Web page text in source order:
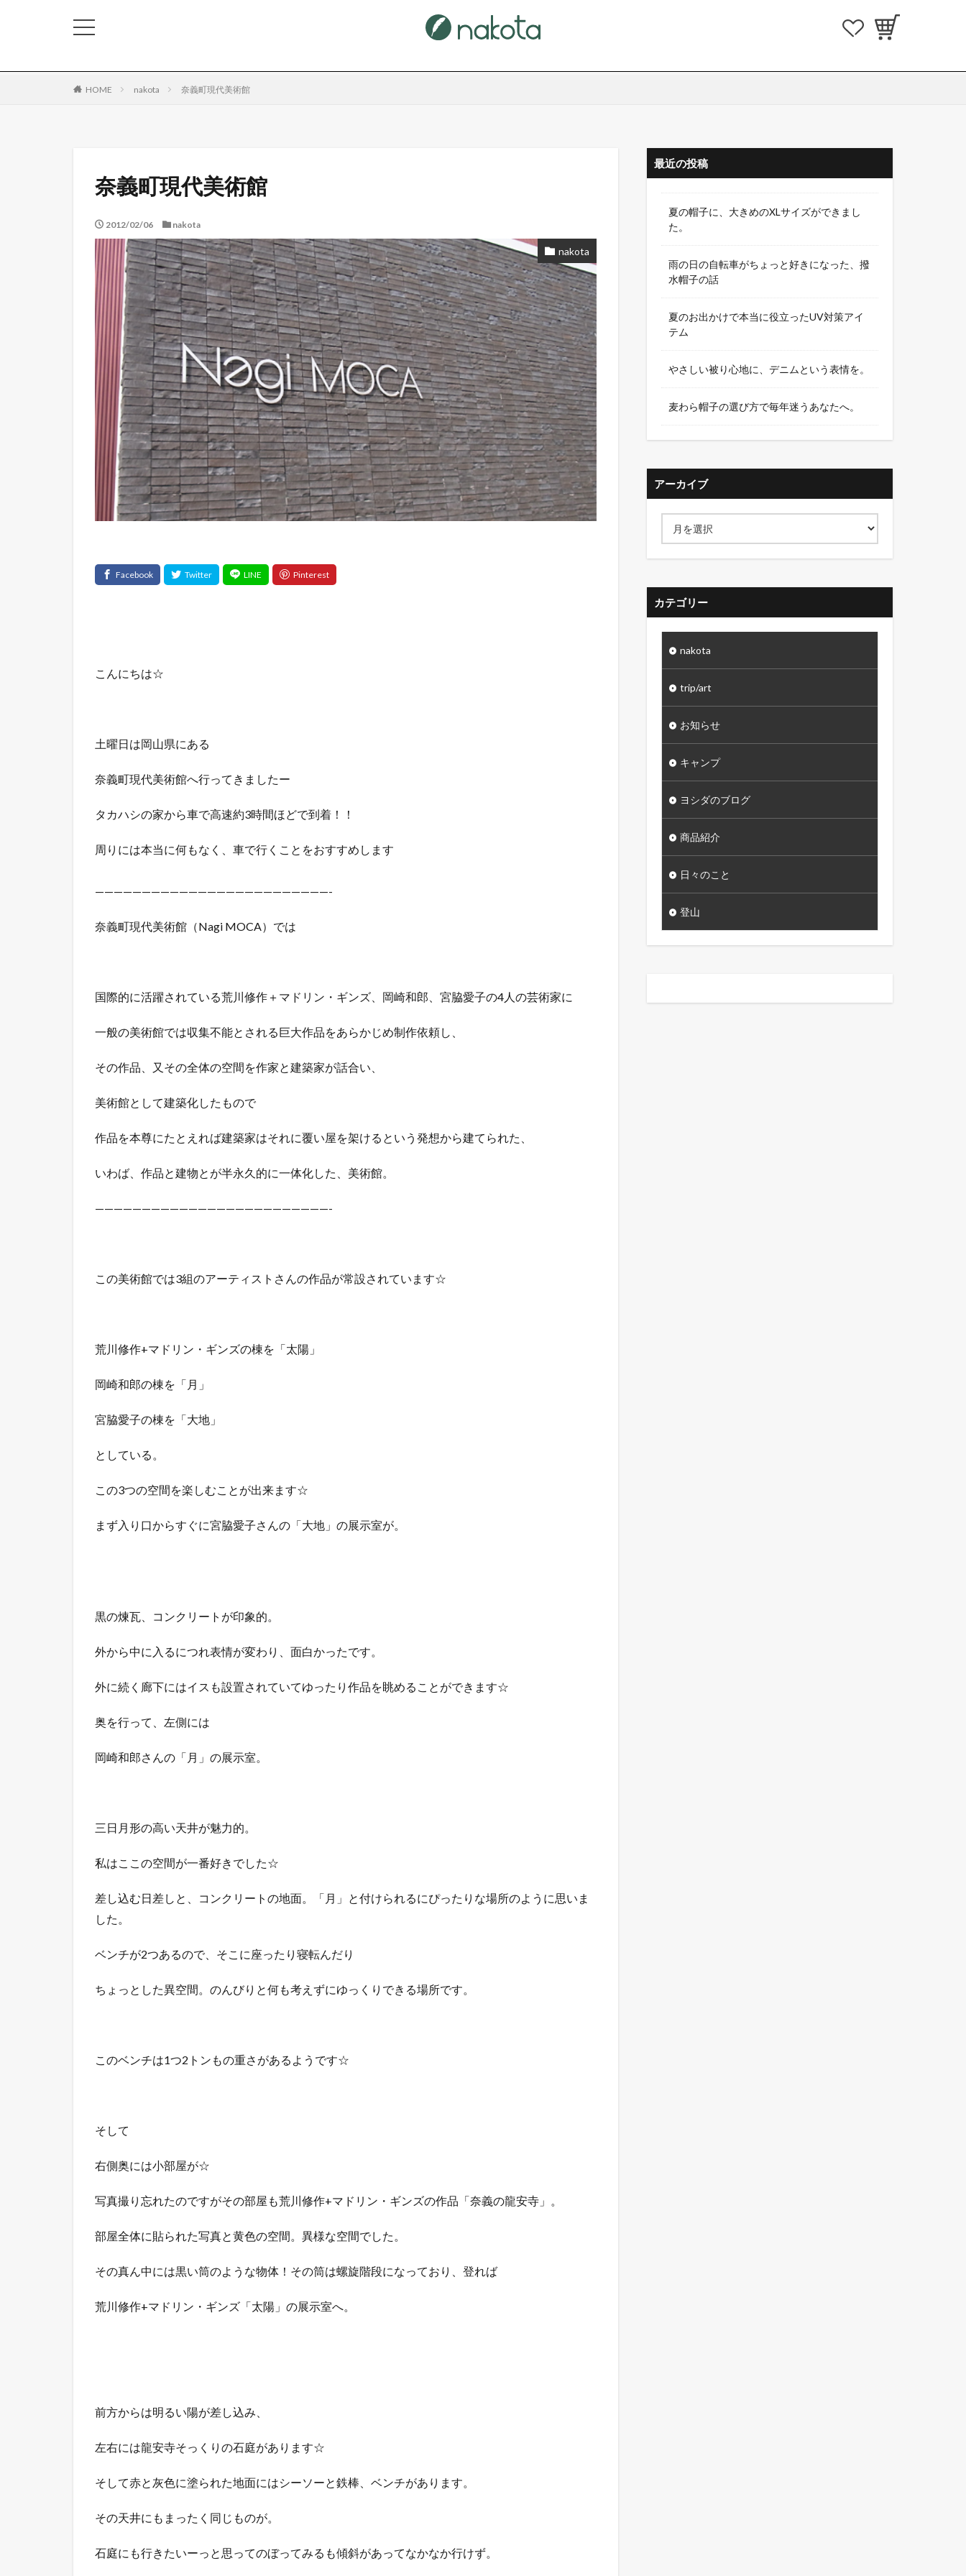
HOME nakota 奈義町現代美術館
奈義町現代美術館
2012/02/06 nakota
nakota
こんにちは☆
土曜日は岡山県にある
奈義町現代美術館へ行ってきましたー
タカハシの家から車で高速約3時間ほどで到着！！
周りには本当に何もなく、車で行くことをおすすめします
—————————————————————————-
奈義町現代美術館（Nagi MOCA）では
国際的に活躍されている荒川修作＋マドリン・ギンズ、岡崎和郎、宮脇愛子の4人の芸術家に
一般の美術館では収集不能とされる巨大作品をあらかじめ制作依頼し、
その作品、又その全体の空間を作家と建築家が話合い、
美術館として建築化したもので
作品を本尊にたとえれば建築家はそれに覆い屋を架けるという発想から建てられた、
いわば、作品と建物とが半永久的に一体化した、美術館。
—————————————————————————-
この美術館では3組のアーティストさんの作品が常設されています☆
荒川修作+マドリン・ギンズの棟を「太陽」
岡崎和郎の棟を「月」
宮脇愛子の棟を「大地」
としている。
この3つの空間を楽しむことが出来ます☆
まず入り口からすぐに宮脇愛子さんの「大地」の展示室が。
黒の煉瓦、コンクリートが印象的。
外から中に入るにつれ表情が変わり、面白かったです。
外に続く廊下にはイスも設置されていてゆったり作品を眺めることができます☆
奥を行って、左側には
岡崎和郎さんの「月」の展示室。
三日月形の高い天井が魅力的。
私はここの空間が一番好きでした☆
差し込む日差しと、コンクリートの地面。「月」と付けられるにぴったりな場所のように思いま
した。
ベンチが2つあるので、そこに座ったり寝転んだり
ちょっとした異空間。のんびりと何も考えずにゆっくりできる場所です。
このベンチは1つ2トンもの重さがあるようです☆
そして
右側奥には小部屋が☆
写真撮り忘れたのですがその部屋も荒川修作+マドリン・ギンズの作品「奈義の龍安寺」。
部屋全体に貼られた写真と黄色の空間。異様な空間でした。
その真ん中には黒い筒のような物体！その筒は螺旋階段になっており、登れば
荒川修作+マドリン・ギンズ「太陽」の展示室へ。
前方からは明るい陽が差し込み、
左右には龍安寺そっくりの石庭があります☆
そして赤と灰色に塗られた地面にはシーソーと鉄棒、ベンチがあります。
その天井にもまったく同じものが。
石庭にも行きたいーっと思ってのぼってみるも傾斜があってなかなか行けず。
最近の投稿
夏の帽子に、大きめのXLサイズができまし
た。
雨の日の自転車がちょっと好きになった、撥
水帽子の話
夏のお出かけで本当に役立ったUV対策アイ
テム
やさしい被り心地に、デニムという表情を。
麦わら帽子の選び方で毎年迷うあなたへ。
アーカイブ
カテゴリー
nakota
trip/art
お知らせ
キャンプ
ヨシダのブログ
商品紹介
日々のこと
登山